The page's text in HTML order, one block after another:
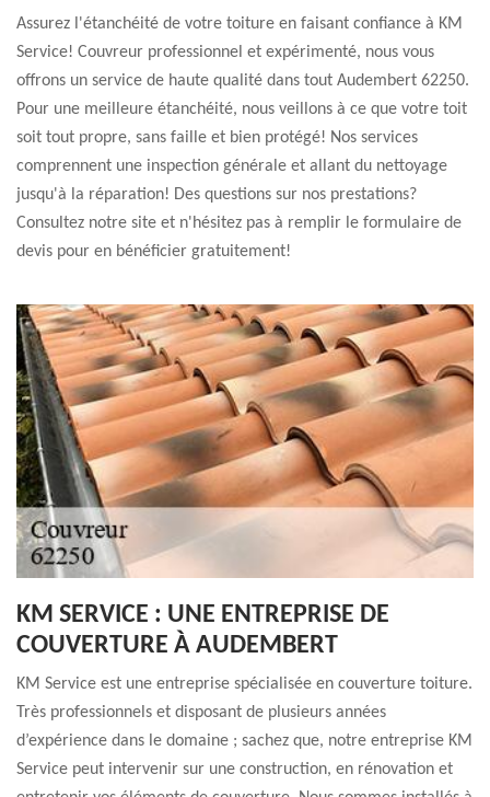
Assurez l'étanchéité de votre toiture en faisant confiance à KM
Service! Couvreur professionnel et expérimenté, nous vous
offrons un service de haute qualité dans tout Audembert 62250.
Pour une meilleure étanchéité, nous veillons à ce que votre toit
soit tout propre, sans faille et bien protégé! Nos services
comprennent une inspection générale et allant du nettoyage
jusqu'à la réparation! Des questions sur nos prestations?
Consultez notre site et n'hésitez pas à remplir le formulaire de
devis pour en bénéficier gratuitement!
KM SERVICE : UNE ENTREPRISE DE
COUVERTURE À AUDEMBERT
KM Service est une entreprise spécialisée en couverture toiture.
Très professionnels et disposant de plusieurs années
d’expérience dans le domaine ; sachez que, notre entreprise KM
Service peut intervenir sur une construction, en rénovation et